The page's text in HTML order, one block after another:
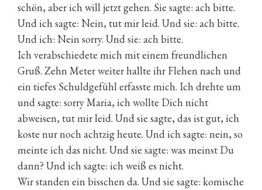
schön, aber ich will jetzt gehen. Sie sagte: ach bitte.
Und ich sagte: Nein, tut mir leid. Und sie: ach bitte.
Und ich: Nein sorry. Und sie: ach bitte.
Ich verabschiedete mich mit einem freundlichen
Gruß. Zehn Meter weiter hallte ihr Flehen nach und
ein tiefes Schuldgefühl erfasste mich. Ich drehte um
und sagte: sorry Maria, ich wollte Dich nicht
abweisen, tut mir leid. Und sie sagte, das ist gut, ich
koste nur noch achtzig heute. Und ich sagte: nein, so
meinte ich das nicht. Und sie sagte: was meinst Du
dann? Und ich sagte: ich weiß es nicht.
Wir standen ein bisschen da. Und sie sagte: komische